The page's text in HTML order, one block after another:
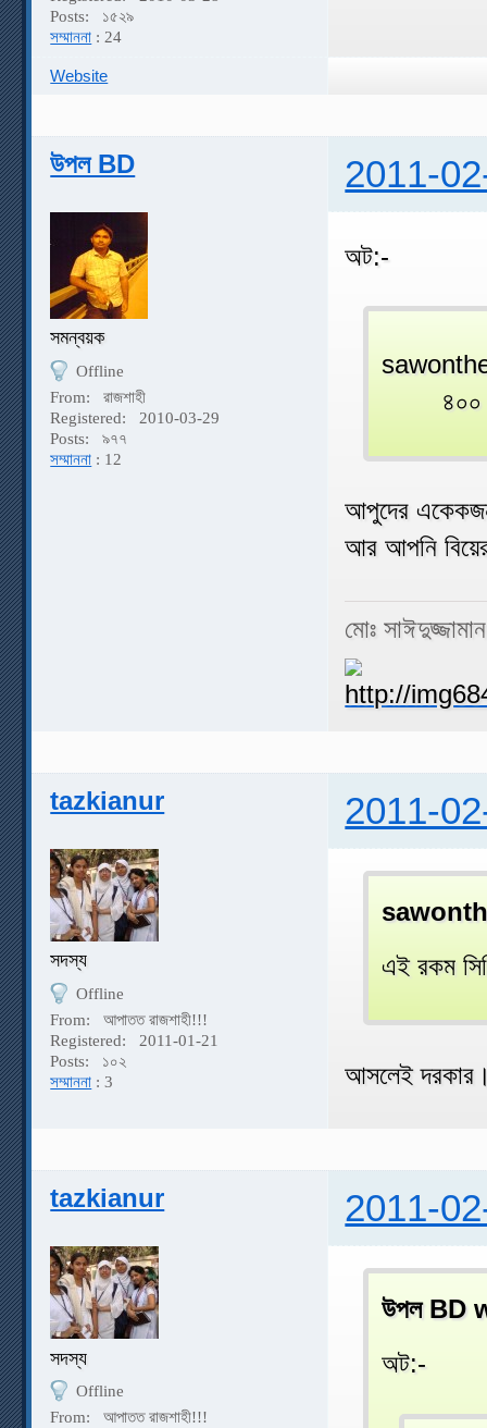
Posts:
১৫২৯
সম্মাননা : 24
Website
উপল BD 2011-
সমন্বয়ক
Offline
From:
রাজশাহী
Registered:
2010-03-29
Posts:
৯৭৭
সম্মাননা : 12
অট:-
৪০০
আপুদের
আর আপনি
মোঃ
tazkianur 2011-
সদস্য
Offline
From:
আপাতত রাজশাহী!!!
Registered:
2011-01-21
Posts:
১০২
সম্মাননা : 3
এই রকম
আসলেই
tazkianur 2011-
সদস্য
Offline
From:
আপাতত রাজশাহী!!!
উপল BD
অট:-